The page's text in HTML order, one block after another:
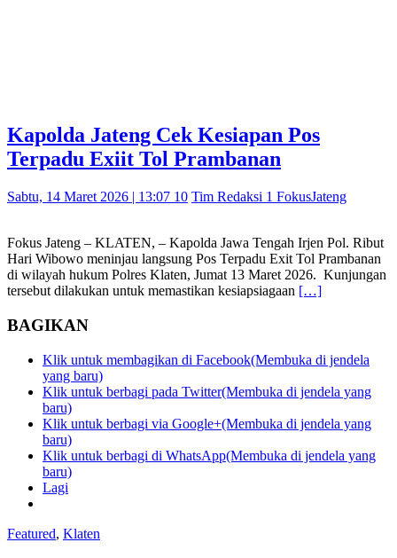
Kapolda Jateng Cek Kesiapan Pos
Terpadu Exiit Tol Prambanan
Sabtu, 14 Maret 2026 | 13:07 10 Tim Redaksi 1 FokusJateng
Fokus Jateng – KLATEN, – Kapolda Jawa Tengah Irjen Pol. Ribut
Hari Wibowo meninjau langsung Pos Terpadu Exit Tol Prambanan
di wilayah hukum Polres Klaten, Jumat 13 Maret 2026. Kunjungan
tersebut dilakukan untuk memastikan kesiapsiagaan […]
BAGIKAN
Klik untuk membagikan di Facebook(Membuka di jendela
yang baru)
Klik untuk berbagi pada Twitter(Membuka di jendela yang
baru)
Klik untuk berbagi via Google+(Membuka di jendela yang
baru)
Klik untuk berbagi di WhatsApp(Membuka di jendela yang
baru)
Lagi
Featured, Klaten